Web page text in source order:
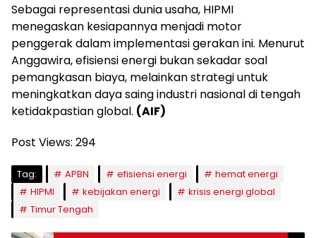
Sebagai representasi dunia usaha, HIPMI
menegaskan kesiapannya menjadi motor
penggerak dalam implementasi gerakan ini. Menurut
Anggawira, efisiensi energi bukan sekadar soal
pemangkasan biaya, melainkan strategi untuk
meningkatkan daya saing industri nasional di tengah
ketidakpastian global. (AIF)
Post Views: 294
Tag: APBN efisiensi energi
hemat energi
HIPMI
kebijakan energi
krisis energi global
Timur Tengah